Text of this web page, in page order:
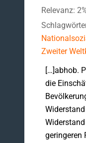
Relevanz:
Zweiter
[…]abhob.
die
geringeren